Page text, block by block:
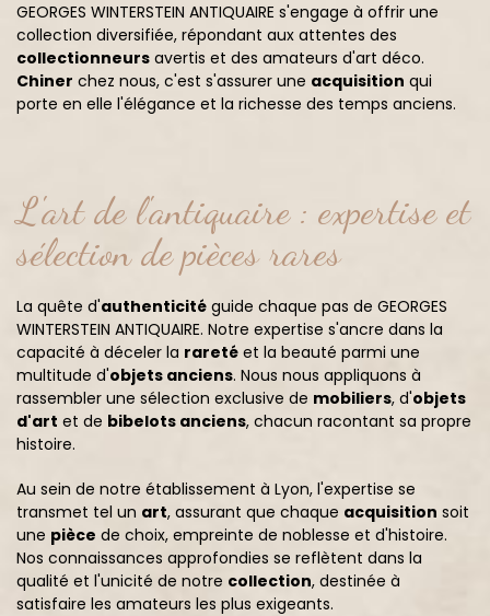
GEORGES WINTERSTEIN ANTIQUAIRE s'engage à offrir une
collection diversifiée, répondant aux attentes des
collectionneurs avertis et des amateurs d'art déco.
Chiner chez nous, c'est s'assurer une acquisition qui
porte en elle l'élégance et la richesse des temps anciens.
L'art de l'antiquaire : expertise et
sélection de pièces rares
La quête d'authenticité guide chaque pas de GEORGES
WINTERSTEIN ANTIQUAIRE. Notre expertise s'ancre dans la
capacité à déceler la rareté et la beauté parmi une
multitude d'objets anciens. Nous nous appliquons à
rassembler une sélection exclusive de mobiliers, d'objets
d'art et de bibelots anciens, chacun racontant sa propre
histoire.
Au sein de notre établissement à Lyon, l'expertise se
transmet tel un art, assurant que chaque acquisition soit
une pièce de choix, empreinte de noblesse et d'histoire.
Nos connaissances approfondies se reflètent dans la
qualité et l'unicité de notre collection, destinée à
satisfaire les amateurs les plus exigeants.